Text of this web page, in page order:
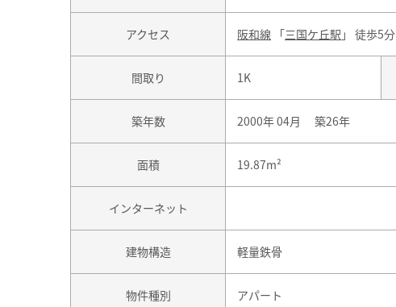
アクセス 阪和線 「三国ケ丘駅 」 徒歩5分
間取り 1K
築年数 2000年 04月 築26年
面積 19.87m²
インターネット
建物構造 軽量鉄骨
物件種別 アパート